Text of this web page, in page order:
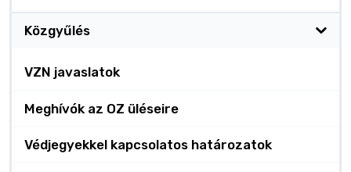
Közgyűlés
VZN javaslatok
Meghívók az OZ üléseire
Védjegyekkel kapcsolatos határozatok